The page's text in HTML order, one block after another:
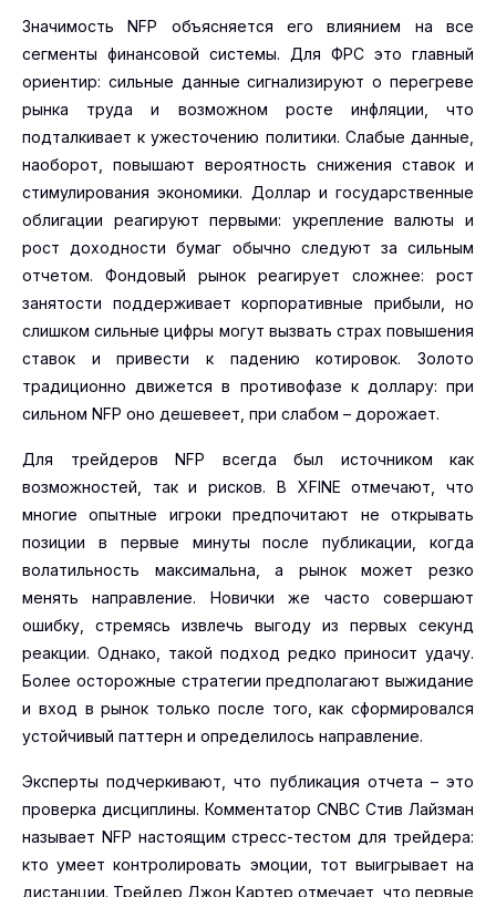
Значимость NFP объясняется его влиянием на все
сегменты финансовой системы. Для ФРС это главный
ориентир: сильные данные сигнализируют о перегреве
рынка труда и возможном росте инфляции, что
подталкивает к ужесточению политики. Слабые данные,
наоборот, повышают вероятность снижения ставок и
стимулирования экономики. Доллар и государственные
облигации реагируют первыми: укрепление валюты и
рост доходности бумаг обычно следуют за сильным
отчетом. Фондовый рынок реагирует сложнее: рост
занятости поддерживает корпоративные прибыли, но
слишком сильные цифры могут вызвать страх повышения
ставок и привести к падению котировок. Золото
традиционно движется в противофазе к доллару: при
сильном NFP оно дешевеет, при слабом – дорожает.
Для трейдеров NFP всегда был источником как
возможностей, так и рисков. В XFINE отмечают, что
многие опытные игроки предпочитают не открывать
позиции в первые минуты после публикации, когда
волатильность максимальна, а рынок может резко
менять направление. Новички же часто совершают
ошибку, стремясь извлечь выгоду из первых секунд
реакции. Однако, такой подход редко приносит удачу.
Более осторожные стратегии предполагают выжидание
и вход в рынок только после того, как сформировался
устойчивый паттерн и определилось направление.
Эксперты подчеркивают, что публикация отчета – это
проверка дисциплины. Комментатор CNBC Стив Лайзман
называет NFP настоящим стресс-тестом для трейдера:
кто умеет контролировать эмоции, тот выигрывает на
дистанции. Трейдер Джон Картер отмечает, что первые